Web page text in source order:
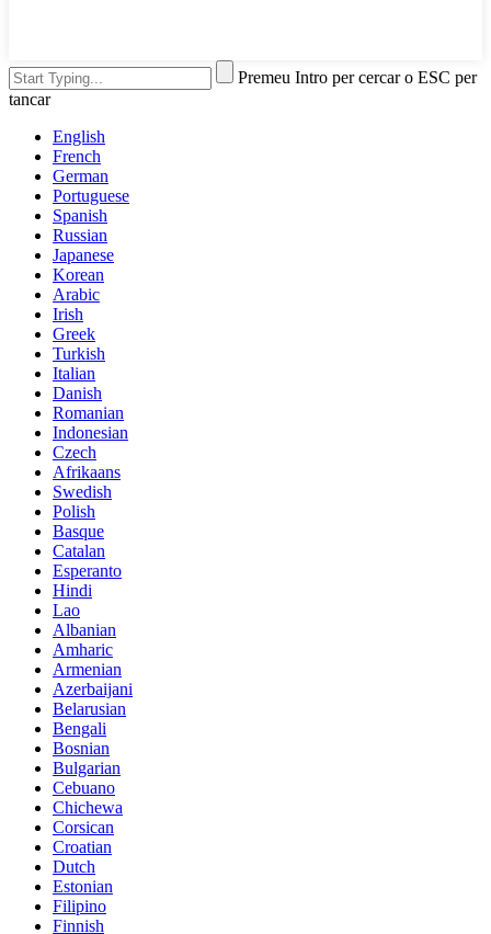
Premeu Intro per cercar o ESC per
tancar
English
French
German
Portuguese
Spanish
Russian
Japanese
Korean
Arabic
Irish
Greek
Turkish
Italian
Danish
Romanian
Indonesian
Czech
Afrikaans
Swedish
Polish
Basque
Catalan
Esperanto
Hindi
Lao
Albanian
Amharic
Armenian
Azerbaijani
Belarusian
Bengali
Bosnian
Bulgarian
Cebuano
Chichewa
Corsican
Croatian
Dutch
Estonian
Filipino
Finnish